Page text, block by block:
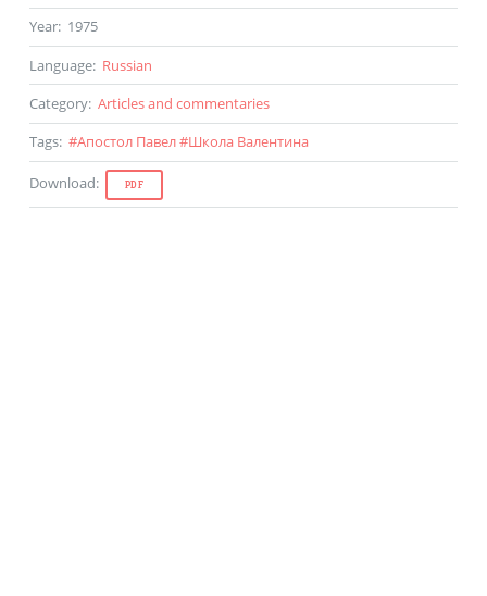
Year: 1975
Language: Russian
Category: Articles and commentaries
Tags: #Апостол Павел#Школа Валентина
Download: PDF